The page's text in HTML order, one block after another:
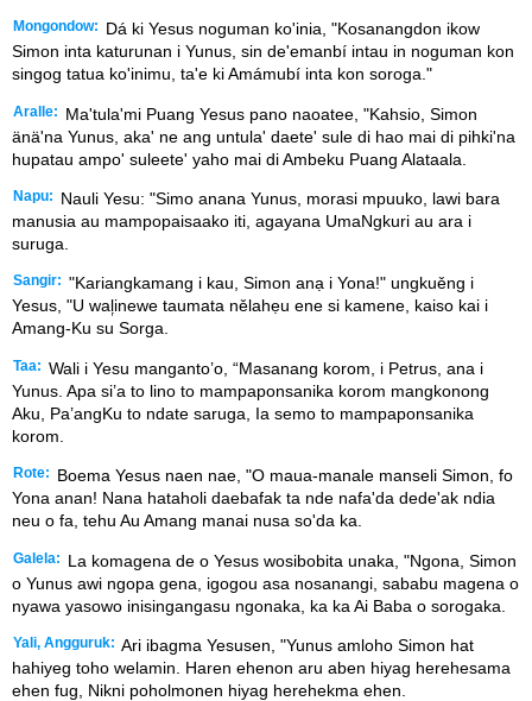
Mongondow:
Dá ki Yesus noguman ko'inia, "Kosanangdon ikow
Simon inta katurunan i Yunus, sin de'emanbí intau in noguman kon
singog tatua ko'inimu, ta'e ki Amámubí inta kon soroga."
Aralle:
Ma'tula'mi Puang Yesus pano naoatee, "Kahsio, Simon
änä'na Yunus, aka' ne ang untula' daete' sule di hao mai di pihki'na
hupatau ampo' suleete' yaho mai di Ambeku Puang Alataala.
Napu:
Nauli Yesu: "Simo anana Yunus, morasi mpuuko, lawi bara
manusia au mampopaisaako iti, agayana UmaNgkuri au ara i
suruga.
Sangir: "Kariangkamang i kau, Simon anạ i Yona!" ungkuěng i
Yesus, "U wal᷊inewe taumata nělahẹu ene si kamene, kaiso kai i
Amang-Ku su Sorga.
Taa: Wali i Yesu manganto’o, “Masanang korom, i Petrus, ana i
Yunus. Apa si’a to lino to mampaponsanika korom mangkonong
Aku, Pa’angKu to ndate saruga, Ia semo to mampaponsanika
korom.
Rote:
Boema Yesus naen nae, "O maua-manale manseli Simon, fo
Yona anan! Nana hataholi daebafak ta nde nafa'da dede'ak ndia
neu o fa, tehu Au Amang manai nusa so'da ka.
Galela:
La komagena de o Yesus wosibobita unaka, "Ngona, Simon
o Yunus awi ngopa gena, igogou asa nosanangi, sababu magena o
nyawa yasowo inisingangasu ngonaka, ka ka Ai Baba o sorogaka.
Yali, Angguruk: Ari ibagma Yesusen, "Yunus amloho Simon hat
hahiyeg toho welamin. Haren ehenon aru aben hiyag herehesama
ehen fug, Nikni poholmonen hiyag herehekma ehen.